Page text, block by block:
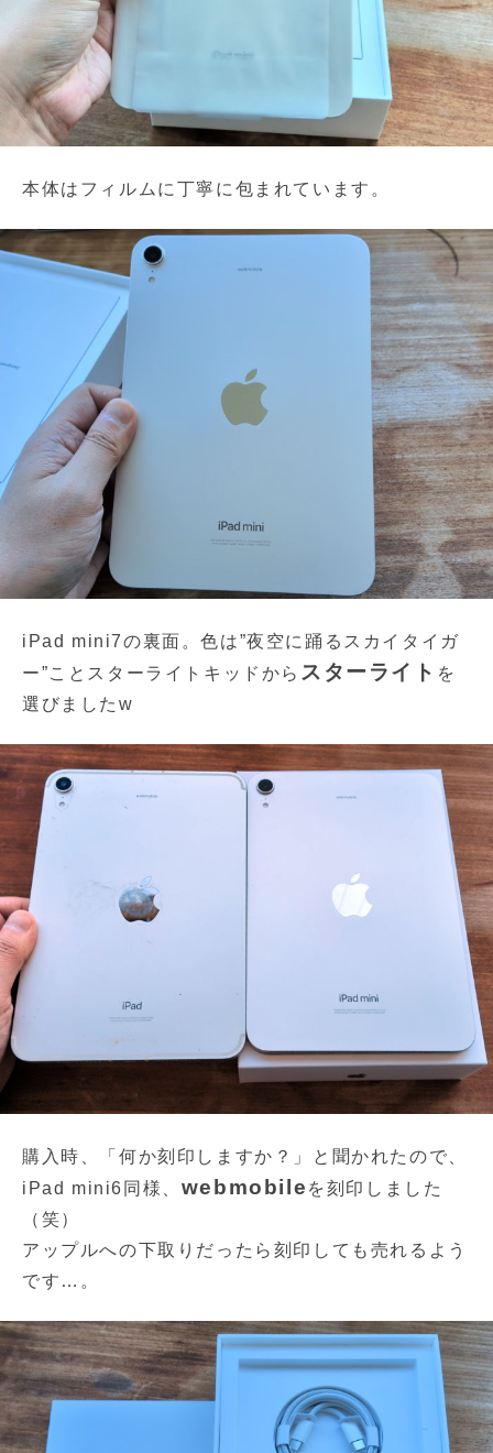
本体はフィルムに丁寧に包まれています。
iPad mini7の裏面。色は”夜空に踊るスカイタイガ
ー”ことスターライトキッドから スターライト を
選びましたw
購入時、「何か刻印しますか？」と聞かれたので、
iPad mini6同様、 webmobile を刻印しました
（笑）
アップルへの下取りだったら刻印しても売れるよう
です…。